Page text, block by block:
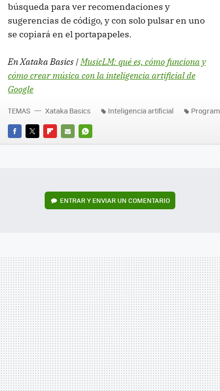
búsqueda para ver recomendaciones y
sugerencias de código, y con solo pulsar en uno
se copiará en el portapapeles.
En Xataka Basics | MusicLM: qué es, cómo funciona y
cómo crear música con la inteligencia artificial de
Google
FACEBOOK
TWITTERFLIPBOARD
E-
WHATSAPP
TEMAS Xataka Basics Inteligencia artificial
ENTRAR Y ENVIAR UN COMENTARIO